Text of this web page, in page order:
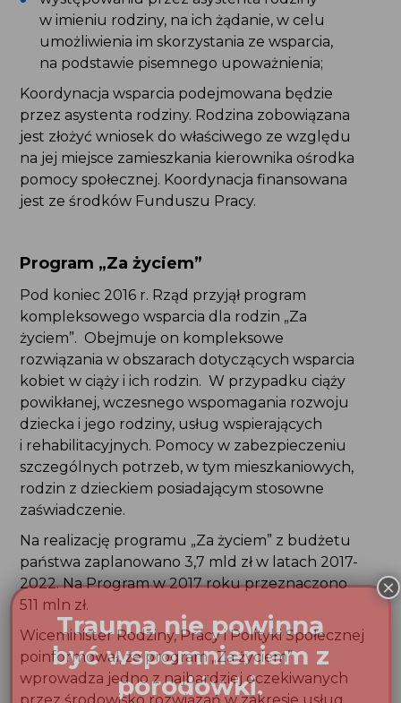
w imieniu rodziny, na ich żądanie, w celu
umożliwienia im skorzystania ze wsparcia,
na podstawie pisemnego upoważnienia;
przez asystenta rodziny. Rodzina zobowiązana jest
złożyć wniosek do właściwego ze względu na jej
miejsce zamieszkania kierownika ośrodka pomocy
społecznej. Koordynacja finansowana jest
ze środków Funduszu Pracy.
kompleksowego wsparcia dla rodzin „Za życiem”.
Obejmuje on kompleksowe rozwiązania
w obszarach dotyczących wsparcia kobiet w ciąży
i ich rodzin. W przypadku ciąży powikłanej,
wczesnego wspomagania rozwoju dziecka i jego
rodziny, usług wspierających i rehabilitacyjnych.
Pomocy w zabezpieczeniu szczególnych potrzeb,
w tym mieszkaniowych, rodzin z dzieckiem
posiadającym stosowne zaświadczenie.
Na realizację programu „Za życiem” z budżetu
2022. Na Program w 2017 roku przeznaczono
511 mln zł.
Wiceminister Rodziny, Pracy i Polityki Społecznej
poinformował, że program „Za życiem” wprowadza
jedno z najbardziej oczekiwanych
przez środowisko rozwiązań w zakresie usług
wspierających i rehabilitacyjnych. Jest nim